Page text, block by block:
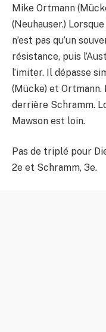
Mike Ortmann
(Neuhauser.)
n’est pas qu’un
résistance, puis
l’imiter. Il dépasse
(Mücke) et
derrière Schramm.
Mawson est loin.
Pas de triplé pour
2e et Schramm, 3e.